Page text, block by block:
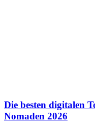
Die besten digitalen
Nomaden 2026